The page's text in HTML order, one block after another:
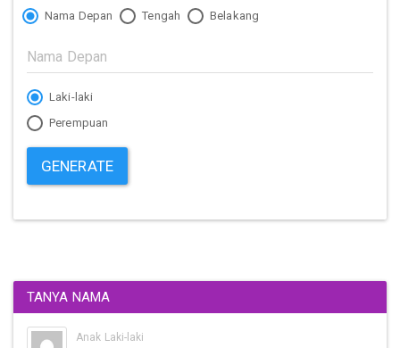
Nama Depan Tengah Belakang
Laki-laki
Perempuan
GENERATE
TANYA NAMA
Anak Laki-laki